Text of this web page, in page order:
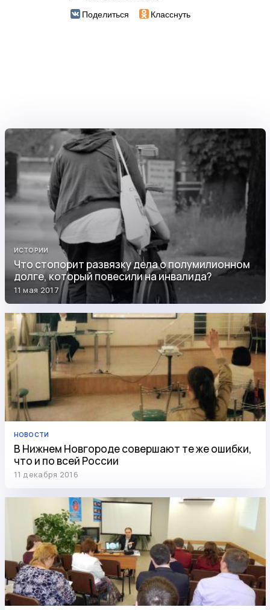
Поделиться
Класснуть
ИСТОРИИ
Что стопорит развязку дела о полумилионном
долге, который повесили на инвалида?
11 мая 2017
НОВОСТИ
В Нижнем Новгороде совершают те же ошибки,
что и по всей России
11 декабря 2016